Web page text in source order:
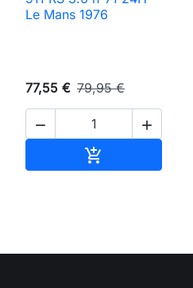
Le Mans 1976
77,55 € 79,95 €
 
